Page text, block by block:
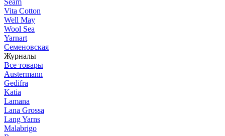
Vita Cotton
Well May
Wool Sea
Yarnart
Семеновская
Журналы
Все товары
Austermann
Gedifra
Katia
Lamana
Lana Grossa
Lang Yarns
Malabrigo